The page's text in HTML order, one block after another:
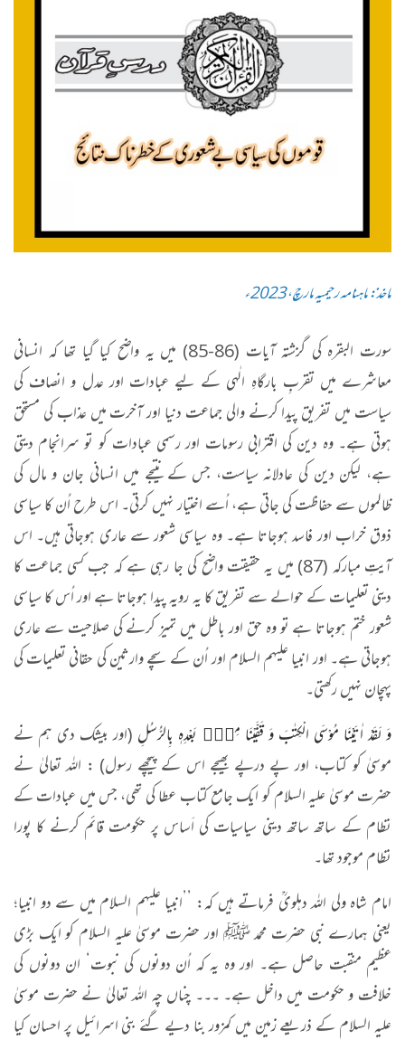
ماخذ: ماہنامہ رحیمیہ مارچ، 2023ء
سورت البقرہ کی گزشتہ آیات (86-85) میں یہ واضح کیا گیا تھا کہ انسانی
معاشرے میں تقربِ بارگاہِ الٰہی کے لیے عبادات اور عدل و انصاف کی
سیاست میں تفریق پیدا کرنے والی جماعت دنیا اور آخرت میں عذاب کی مستحق
ہوتی ہے۔ وہ دین کی اقترابی رسومات اور رسمی عبادات کو تو سرانجام دیتی
ہے، لیکن دین کی عادلانہ سیاست، جس کے نتیجے میں انسانی جان و مال کی
ظالموں سے حفاظت کی جاتی ہے، اُسے اختیار نہیں کرتی۔ اس طرح اُن کا سیاسی
ذوق خراب اور فاسد ہوجاتا ہے۔ وہ سیاسی شعور سے عاری ہوجاتی ہیں۔ اس
آیتِ مبارکہ (87) میں یہ حقیقت واضح کی جا رہی ہے کہ جب کسی جماعت کا
دینی تعلیمات کے حوالے سے تفریق کا یہ رویہ پیدا ہوجاتا ہے اور اُس کا سیاسی
شعور ختم ہوجاتا ہے تو وہ حق اور باطل میں تمیز کرنے کی صلاحیت سے عاری
ہوجاتی ہے۔ اور انبیا علیہم السلام اور اُن کے سچے وارثین کی حقانی تعلیمات کی
پہچان نہیں رکھتی۔
وَ لَقَدْ اٰتَیْنَا مُوْسَى الْكِتٰبَ وَ قَفَّیْنَا مِنْۢ بَعْدِهٖ بِالرُّسُلِ (اور بیشک دی ہم نے
موسیٰ کو کتاب، اور پے درپے بھیجے اس کے پیچھے رسول) : اللہ تعالیٰ نے
حضرت موسیٰ علیہ السلام کو ایک جامع کتاب عطا کی تھی، جس میں عبادات کے
نظام کے ساتھ ساتھ دینی سیاسیات کی اَساس پر حکومت قائم کرنے کا پورا
نظام موجود تھا۔
امام شاہ ولی اللہ دہلویؒ فرماتے ہیں کہ: ’’انبیا علیہم السلام میں سے دو انبیا؛
یعنی ہمارے نبی حضرت محمد ﷺ اور حضرت موسیٰ علیہ السلام کو ایک بڑی
عظیم منقبت حاصل ہے۔ اور وہ یہ کہ اُن دونوں کی نبوت‘ ان دونوں کی
خلافت و حکومت میں داخل ہے۔ ۔۔۔ چناں چہ اللہ تعالیٰ نے حضرت موسیٰ
علیہ السلام کے ذریعے زمین میں کمزور بنا دیے گئے بنی اسرائیل پر احسان کیا